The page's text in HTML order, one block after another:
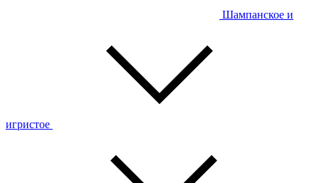
Шампанское и
игристое